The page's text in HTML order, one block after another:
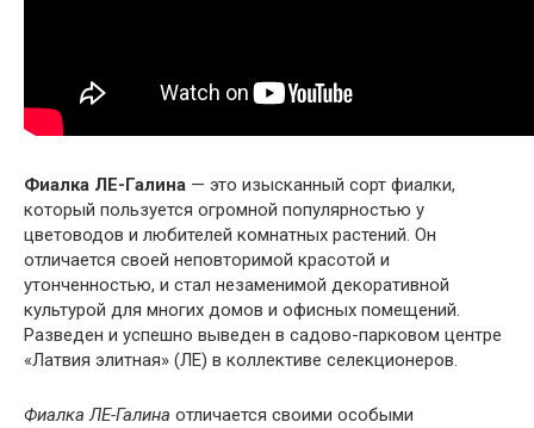
Фиалка ЛЕ-Галина — это изысканный сорт фиалки,
который пользуется огромной популярностью у
цветоводов и любителей комнатных растений. Он
отличается своей неповторимой красотой и
утонченностью, и стал незаменимой декоративной
культурой для многих домов и офисных помещений.
Разведен и успешно выведен в садово-парковом центре
«Латвия элитная» (ЛЕ) в коллективе селекционеров.
Фиалка ЛЕ-Галина отличается своими особыми